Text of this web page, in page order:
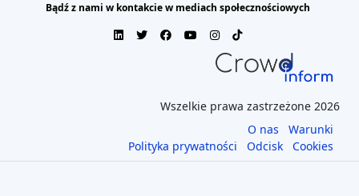
Bądź z nami w kontakcie w mediach społecznościowych
Wszelkie prawa zastrzeżone 2026
O nas
Warunki
Polityka prywatności
Odcisk Cookies